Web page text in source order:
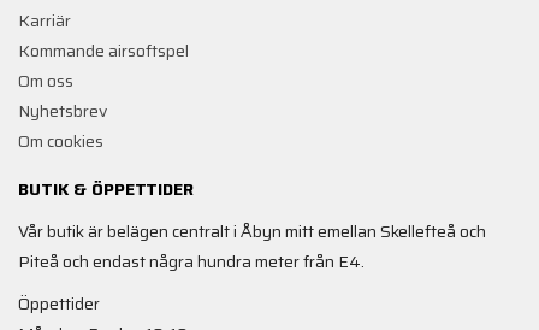
Karriär
Kommande airsoftspel
Om oss
Nyhetsbrev
Om cookies
BUTIK & ÖPPETTIDER
Vår butik är belägen centralt i Åbyn mitt emellan Skellefteå och
Piteå och endast några hundra meter från E4.
Öppettider